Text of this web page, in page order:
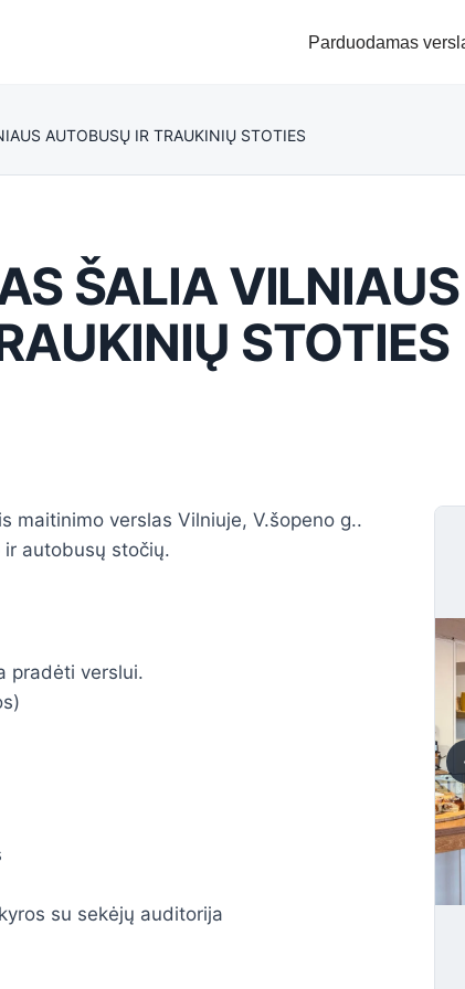
Parduodamas
AUTOBUSŲ IR TRAUKINIŲ STOTIES
ŠALIA VILNIAUS
STOTIES
maitinimo verslas Vilniuje, V.šopeno g..
autobusų stočių.
pradėti verslui.
su sekėjų auditorija